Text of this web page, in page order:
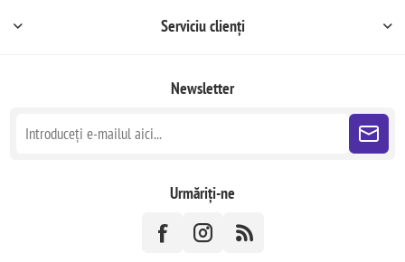
Serviciu clienți
Newsletter
Urmăriți-ne